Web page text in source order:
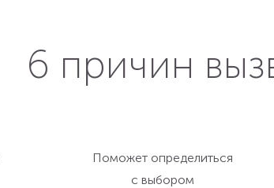
6 причин
Поможет определиться
с выбором